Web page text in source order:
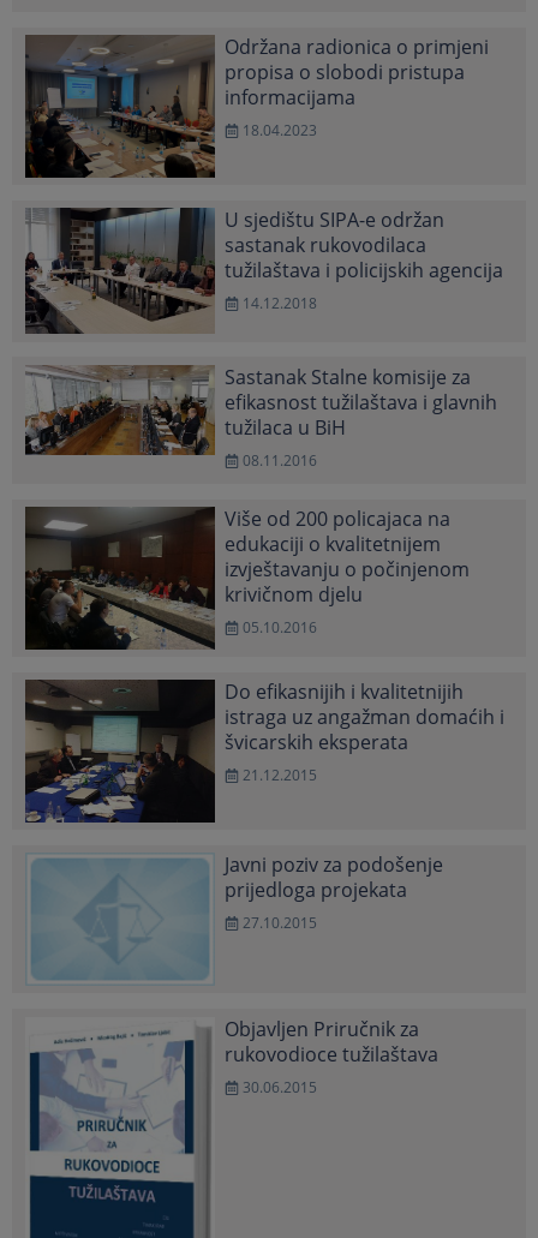
Održana radionica o primjeni
propisa o slobodi pristupa
informacijama
18.04.2023
U sjedištu SIPA-e održan
sastanak rukovodilaca
tužilaštava i policijskih agencija
14.12.2018
Sastanak Stalne komisije za
efikasnost tužilaštava i glavnih
tužilaca u BiH
08.11.2016
Više od 200 policajaca na
edukaciji o kvalitetnijem
izvještavanju o počinjenom
krivičnom djelu
05.10.2016
Do efikasnijih i kvalitetnijih
istraga uz angažman domaćih i
švicarskih eksperata
21.12.2015
Javni poziv za podošenje
prijedloga projekata
27.10.2015
Objavljen Priručnik za
rukovodioce tužilaštava
30.06.2015